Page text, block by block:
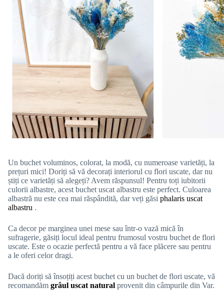
Un buchet voluminos, colorat, la modă, cu numeroase varietăți, la
prețuri mici! Doriți să vă decorați interiorul cu flori uscate, dar nu
știți ce varietăți să alegeți? Avem răspunsul! Pentru toți iubitorii
culorii albastre, acest buchet uscat albastru este perfect. Culoarea
albastră nu este cea mai răspândită, dar veți găsi phalaris uscat
albastru .
Ca decor pe marginea unei mese sau într-o vază mică în
sufragerie, găsiți locul ideal pentru frumosul vostru buchet de flori
uscate. Este o ocazie perfectă pentru a vă face plăcere sau pentru
a le oferi celor dragi.
Dacă doriți să însoțiți acest buchet cu un buchet de flori uscate, vă
recomandăm grâul uscat natural provenit din câmpurile din Var.